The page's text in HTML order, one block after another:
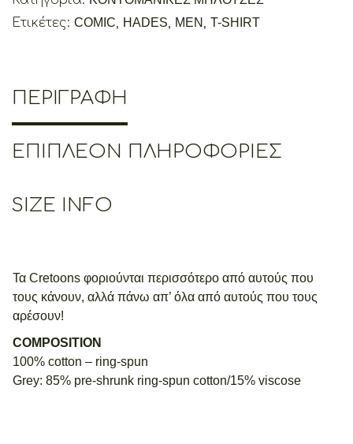
Ετικέτες: COMIC, HADES, MEN , T-SHIRT
ΠΕΡΙΓΡΑΦΉ
ΕΠΙΠΛΈΟΝ ΠΛΗΡΟΦΟΡΊΕΣ
SIZE INFO
Τα Cretoons φοριούνται περισσότερο από αυτούς που
τους κάνουν, αλλά πάνω απ’ όλα από αυτούς που τους
αρέσουν!
COMPOSITION
100% cotton – ring-spun
Grey: 85% pre-shrunk ring-spun cotton/15% viscose